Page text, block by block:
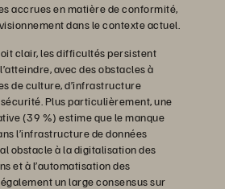
accrues en matière de conformité,
dans le contexte actuel.
clair, les difficultés persistent
avec des obstacles à
de culture, d’infrastructure
Plus particulièrement, une
(39 %) estime que le manque
l’infrastructure de données
obstacle à la digitalisation des
et à l’automatisation des
un large consensus sur